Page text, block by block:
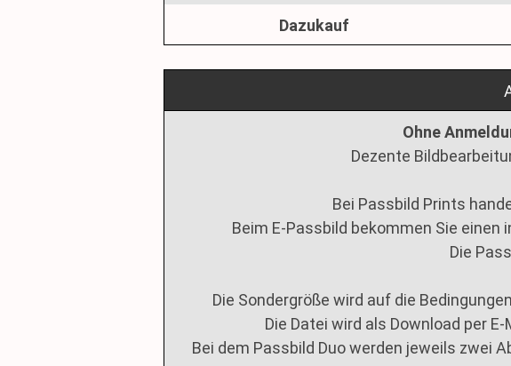
Dazukauf
Ohne
Dezente
Bei Passbild Prints
Beim E-Passbild bekommen Sie einen
Die
Die Sondergröße wird auf die
Die Datei wird als Download per
Bei dem Passbild Duo werden jeweils zwei